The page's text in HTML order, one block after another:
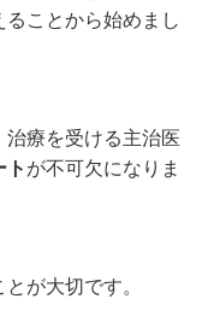
ることから始めまし
療を受ける主治医
ト が不可欠になりま
が大切です。